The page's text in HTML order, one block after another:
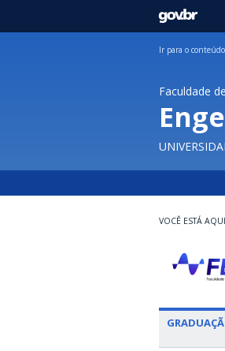
GOVBR
Ir para o conteúdo
Faculdade de